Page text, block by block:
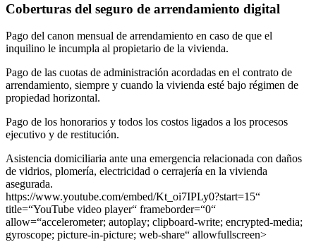
Coberturas del seguro de arrendamiento digital
Pago del canon mensual de arrendamiento en caso de que el
inquilino le incumpla al propietario de la vivienda.
Pago de las cuotas de administración acordadas en el contrato de
arrendamiento, siempre y cuando la vivienda esté bajo régimen de
propiedad horizontal.
Pago de los honorarios y todos los costos ligados a los procesos
ejecutivo y de restitución.
Asistencia domiciliaria ante una emergencia relacionada con daños
de vidrios, plomería, electricidad o cerrajería en la vivienda
asegurada.
https://www.youtube.com/embed/Kt_oi7IPLy0?start=15“
title=“YouTube video player“ frameborder=“0“
allow=“accelerometer; autoplay; clipboard-write; encrypted-media;
gyroscope; picture-in-picture; web-share“ allowfullscreen>